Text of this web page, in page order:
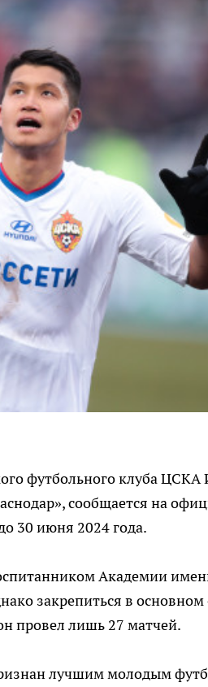
футбольного клуба ЦСКА
сообщается на
30 июня 2024 года.
Академии
закрепиться в основном
провел лишь 27 матчей.
лучшим молодым